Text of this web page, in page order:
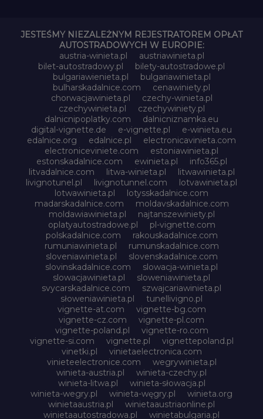
JESTEŚMY NIEZALEŻNYM REJESTRATOREM OPŁAT
AUTOSTRADOWYCH W EUROPIE:
austria-winieta.pl
austriawinieta.pl
bilet-autostradowy.pl
bilety-autostradowe.pl
bulgariawienieta.pl
bulgariawinieta.pl
bulharskadalnice.com
cenawiniety.pl
chorwacjawinieta.pl
czechy-winieta.pl
czechywinieta.pl
czechywiniety.pl
dalnicnipoplatky.com
dalnicniznamka.eu
digital-vignette.de
e-vignette.pl
e-winieta.eu
edalnice.org
edalnice.pl
electronicavinieta.com
electroniceviniete.com
estoniawinieta.pl
estonskadalnice.com
ewinieta.pl
info365.pl
litvadalnice.com
litwa-winieta.pl
litwawinieta.pl
livignotunel.pl
livignotunnel.com
lotvawinieta.pl
lotwawinieta.pl
lotysskadalnice.com
madarskadalnice.com
moldavskadalnice.com
moldawiawinieta.pl
najtanszewiniety.pl
oplatyautostradowe.pl
pl-vignette.com
polskadalnice.com
rakouskadalnice.com
rumuniawinieta.pl
rumunskadalnice.com
sloveniawinieta.pl
slovenskadalnice.com
slovinskadalnice.com
slowacja-winieta.pl
slowacjawinieta.pl
sloweniawinieta.pl
svycarskadalnice.com
szwajcariawinieta.pl
słoweniawinieta.pl
tunellivigno.pl
vignette-at.com
vignette-bg.com
vignette-cz.com
vignette-pl.com
vignette-poland.pl
vignette-ro.com
vignette-si.com
vignette.pl
vignettepoland.pl
vinetki.pl
vinietaelectronica.com
vinieteelectronice.com
wegrywinieta.pl
winieta-austria.pl
winieta-czechy.pl
winieta-litwa.pl
winieta-słowacja.pl
winieta-wegry.pl
winieta-węgry.pl
winieta.org
winietaaustria.pl
winietaaustriaonline.pl
winietaautostradowa.pl
winietabulgaria.pl